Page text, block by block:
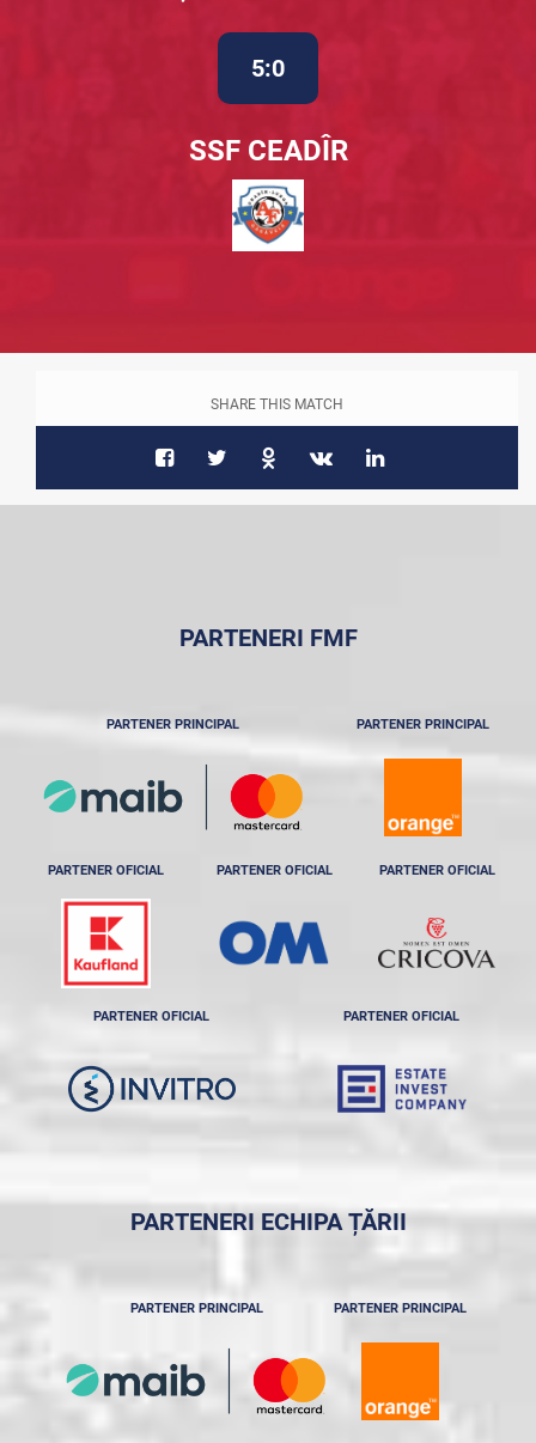
5:0
SSF CEADÎR
SHARE THIS MATCH
PARTENERI FMF
PARTENER PRINCIPAL PARTENER PRINCIPAL
PARTENER OFICIAL PARTENER OFICIAL PARTENER OFICIAL
PARTENER OFICIAL PARTENER OFICIAL
PARTENERI ECHIPA ȚĂRII
PARTENER PRINCIPAL PARTENER PRINCIPAL